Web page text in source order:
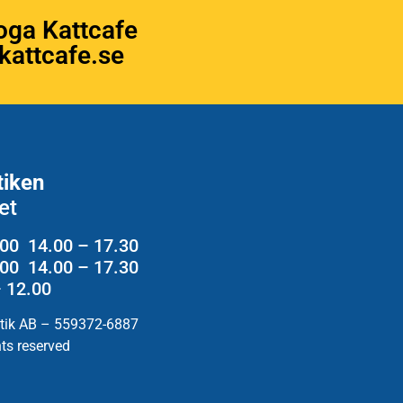
Kattcafe
14.00 – 17.30
14.00 – 17.30
12.00
AB – 559372-6887
reserved